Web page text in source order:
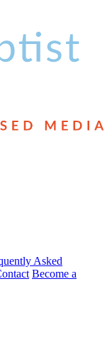
Asked
Become a